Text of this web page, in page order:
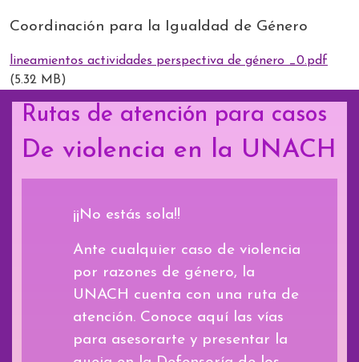
Coordinación para la Igualdad de Género
lineamientos actividades perspectiva de género _0.pdf
(5.32 MB)
Rutas de atención para casos
De violencia en la UNACH
¡¡No estás sola!!
Ante cualquier caso de violencia
por razones de género, la
UNACH cuenta con una ruta de
atención. Conoce aquí las vías
para asesorarte y presentar la